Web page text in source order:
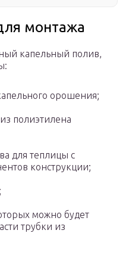
монтажа
капельный полив,
орошения;
полиэтилена
для теплицы с
конструкции;
можно будет
трубки из